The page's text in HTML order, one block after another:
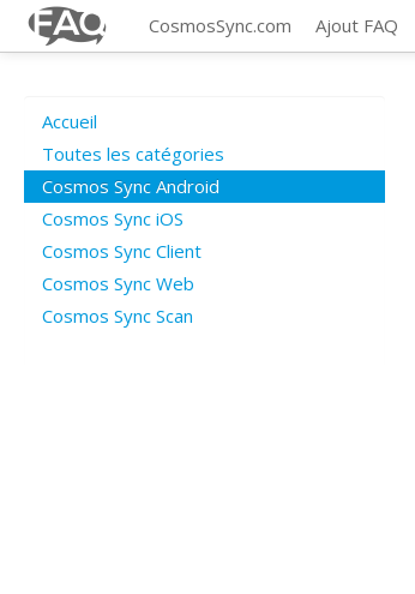
CosmosSync.com Ajout FAQ
Accueil
Toutes les catégories
Cosmos Sync Android
Cosmos Sync iOS
Cosmos Sync Client
Cosmos Sync Web
Cosmos Sync Scan